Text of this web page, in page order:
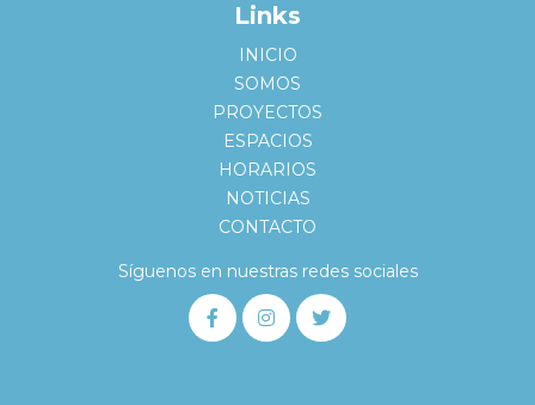
Links
INICIO
SOMOS
PROYECTOS
ESPACIOS
HORARIOS
NOTICIAS
CONTACTO
Síguenos en nuestras redes sociales